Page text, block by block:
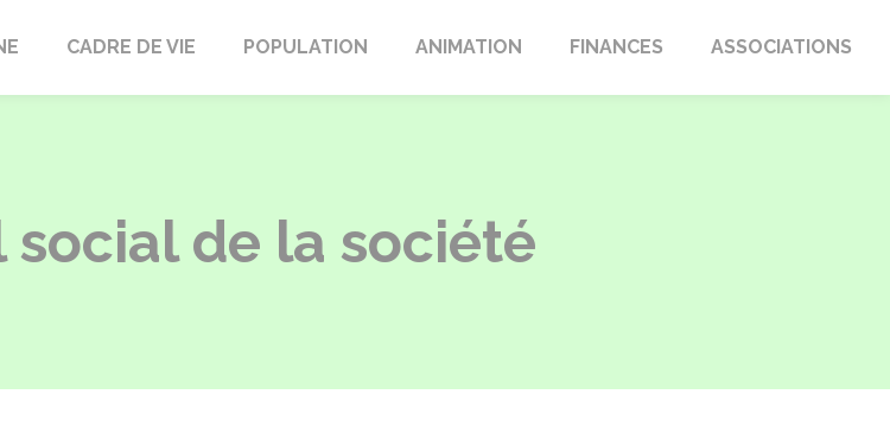
CADRE DE VIE POPULATION ANIMATION FINANCES ASSOCIATIONS
de la société